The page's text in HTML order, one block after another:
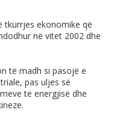
tkurrjes ekonomike që
në vitet 2002 dhe
të madh si pasojë e
pas uljes së
të energjisë dhe